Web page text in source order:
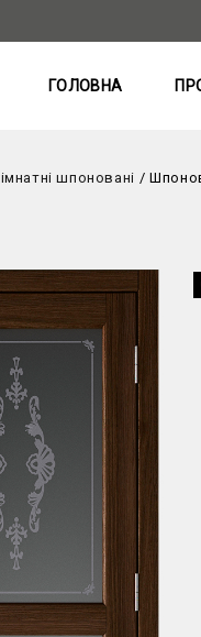
ГОЛОВНА
шпоновані /